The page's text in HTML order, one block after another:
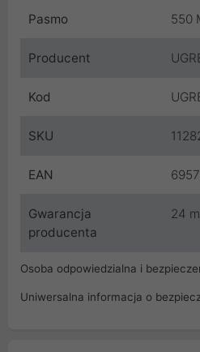
Pasmo 550
Producent
Kod
SKU
EAN
Gwarancja
producenta
24
Osoba odpowiedzialna i
Uniwersalna informacja o